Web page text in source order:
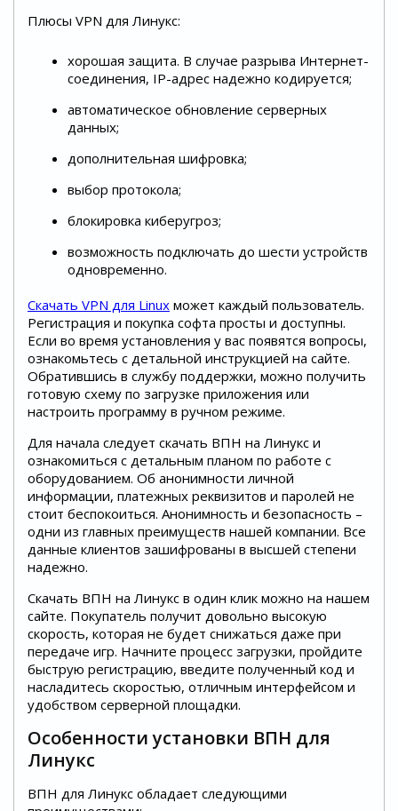
Плюсы VPN для Линукс:
хорошая защита. В случае разрыва Интернет-
соединения, IP-адрес надежно кодируется;
автоматическое обновление серверных
данных;
дополнительная шифровка;
выбор протокола;
блокировка киберугроз;
возможность подключать до шести устройств
одновременно.
Скачать VPN для Linux может каждый пользователь.
Регистрация и покупка софта просты и доступны.
Если во время установления у вас появятся вопросы,
ознакомьтесь с детальной инструкцией на сайте.
Обратившись в службу поддержки, можно получить
готовую схему по загрузке приложения или
настроить программу в ручном режиме.
Для начала следует скачать ВПН на Линукс и
ознакомиться с детальным планом по работе с
оборудованием. Об анонимности личной
информации, платежных реквизитов и паролей не
стоит беспокоиться. Анонимность и безопасность –
одни из главных преимуществ нашей компании. Все
данные клиентов зашифрованы в высшей степени
надежно.
Скачать ВПН на Линукс в один клик можно на нашем
сайте. Покупатель получит довольно высокую
скорость, которая не будет снижаться даже при
передаче игр. Начните процесс загрузки, пройдите
быструю регистрацию, введите полученный код и
насладитесь скоростью, отличным интерфейсом и
удобством серверной площадки.
Особенности установки ВПН для
Линукс
ВПН для Линукс обладает следующими